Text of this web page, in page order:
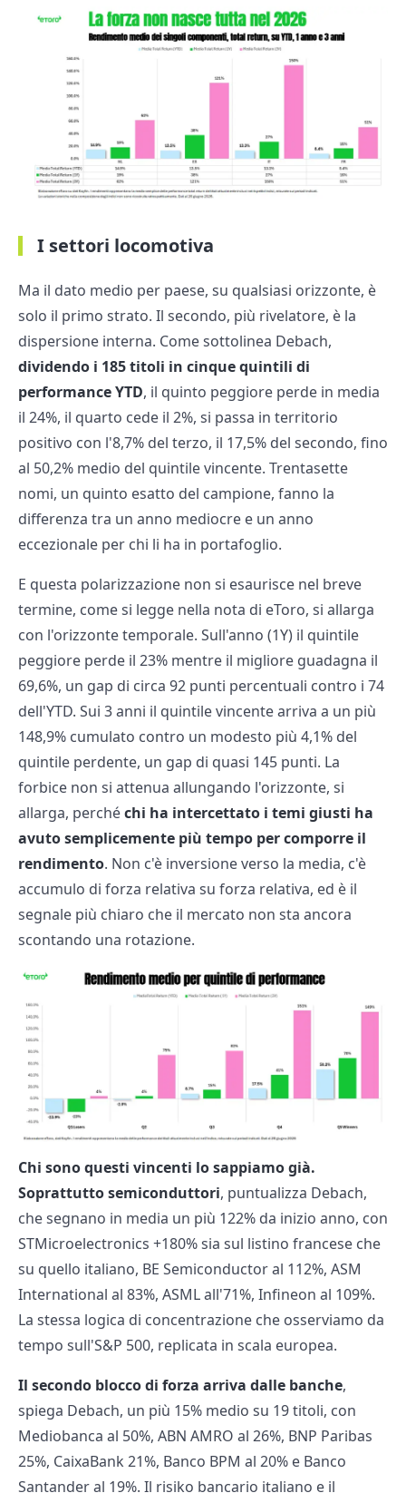
I settori locomotiva
Ma il dato medio per paese, su qualsiasi orizzonte, è
solo il primo strato. Il secondo, più rivelatore, è la
dispersione interna. Come sottolinea Debach,
dividendo i 185 titoli in cinque quintili di
performance YTD, il quinto peggiore perde in media
il 24%, il quarto cede il 2%, si passa in territorio
positivo con l'8,7% del terzo, il 17,5% del secondo, fino
al 50,2% medio del quintile vincente. Trentasette
nomi, un quinto esatto del campione, fanno la
differenza tra un anno mediocre e un anno
eccezionale per chi li ha in portafoglio.
E questa polarizzazione non si esaurisce nel breve
termine, come si legge nella nota di eToro, si allarga
con l'orizzonte temporale. Sull'anno (1Y) il quintile
peggiore perde il 23% mentre il migliore guadagna il
69,6%, un gap di circa 92 punti percentuali contro i 74
dell'YTD. Sui 3 anni il quintile vincente arriva a un più
148,9% cumulato contro un modesto più 4,1% del
quintile perdente, un gap di quasi 145 punti. La
forbice non si attenua allungando l'orizzonte, si
allarga, perchéchi ha intercettato i temi giusti ha
avuto semplicemente più tempo per comporre il
rendimento. Non c'è inversione verso la media, c'è
accumulo di forza relativa su forza relativa, ed è il
segnale più chiaro che il mercato non sta ancora
scontando una rotazione.
Chi sono questi vincenti lo sappiamo già.
Soprattutto semiconduttori, puntualizza Debach,
che segnano in media un più 122% da inizio anno, con
STMicroelectronics +180% sia sul listino francese che
su quello italiano, BE Semiconductor al 112%, ASM
International al 83%, ASML all'71%, Infineon al 109%.
La stessa logica di concentrazione che osserviamo da
tempo sull'S&P 500, replicata in scala europea.
Il secondo blocco di forza arriva dalle banche,
spiega Debach, un più 15% medio su 19 titoli, con
Mediobanca al 50%, ABN AMRO al 26%, BNP Paribas
25%, CaixaBank 21%, Banco BPM al 20% e Banco
Santander al 19%. Il risiko bancario italiano e il